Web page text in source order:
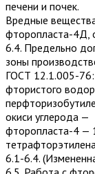
печени и почек.
Вредные
фторопласта-4Д,
6.4. Предельно
зоны
ГОСТ 12.1.005-76:
фтористого
окиси
фторопласта-4
6.1-6.4.